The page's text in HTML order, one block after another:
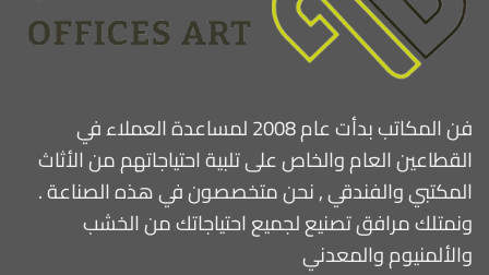
فن المكاتب بدأت عام 2008 لمساعدة العملاء في
القطاعين العام والخاص على تلبية احتياجاتهم من الأثاث
المكتبي والفندقي , نحن متخصصون في هذه الصناعة .
ونمتلك مرافق تصنيع لجميع احتياجاتك من الخشب
والألمنيوم والمعدني